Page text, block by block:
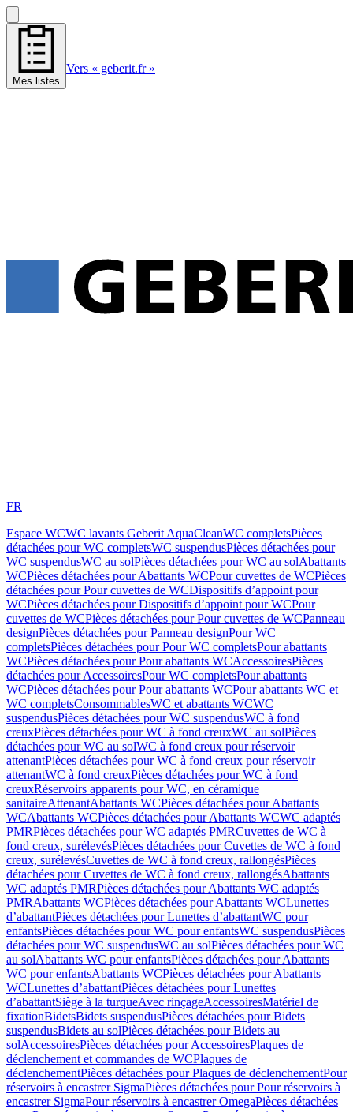
Mes listes
Vers « geberit.fr »
FR
Espace WCWC lavants Geberit AquaCleanWC completsPièces
détachées pour WC completsWC suspendusPièces détachées pour
WC suspendusWC au solPièces détachées pour WC au solAbattants
WCPièces détachées pour Abattants WCPour cuvettes de WCPièces
détachées pour Pour cuvettes de WCDispositifs d’appoint pour
WCPièces détachées pour Dispositifs d’appoint pour WCPour
cuvettes de WCPièces détachées pour Pour cuvettes de WCPanneau
designPièces détachées pour Panneau designPour WC
completsPièces détachées pour Pour WC completsPour abattants
WCPièces détachées pour Pour abattants WCAccessoiresPièces
détachées pour AccessoiresPour WC completsPour abattants
WCPièces détachées pour Pour abattants WCPour abattants WC et
WC completsConsommablesWC et abattants WCWC
suspendusPièces détachées pour WC suspendusWC à fond
creuxPièces détachées pour WC à fond creuxWC au solPièces
détachées pour WC au solWC à fond creux pour réservoir
attenantPièces détachées pour WC à fond creux pour réservoir
attenantWC à fond creuxPièces détachées pour WC à fond
creuxRéservoirs apparents pour WC, en céramique
sanitaireAttenantAbattants WCPièces détachées pour Abattants
WCAbattants WCPièces détachées pour Abattants WCWC adaptés
PMRPièces détachées pour WC adaptés PMRCuvettes de WC à
fond creux, surélevésPièces détachées pour Cuvettes de WC à fond
creux, surélevésCuvettes de WC à fond creux, rallongésPièces
détachées pour Cuvettes de WC à fond creux, rallongésAbattants
WC adaptés PMRPièces détachées pour Abattants WC adaptés
PMRAbattants WCPièces détachées pour Abattants WCLunettes
d’abattantPièces détachées pour Lunettes d’abattantWC pour
enfantsPièces détachées pour WC pour enfantsWC suspendusPièces
détachées pour WC suspendusWC au solPièces détachées pour WC
au solAbattants WC pour enfantsPièces détachées pour Abattants
WC pour enfantsAbattants WCPièces détachées pour Abattants
WCLunettes d’abattantPièces détachées pour Lunettes
d’abattantSiège à la turqueAvec rinçageAccessoiresMatériel de
fixationBidetsBidets suspendusPièces détachées pour Bidets
suspendusBidets au solPièces détachées pour Bidets au
solAccessoiresPièces détachées pour AccessoiresPlaques de
déclenchement et commandes de WCPlaques de
déclenchementPièces détachées pour Plaques de déclenchementPour
réservoirs à encastrer SigmaPièces détachées pour Pour réservoirs à
encastrer SigmaPour réservoirs à encastrer OmegaPièces détachées